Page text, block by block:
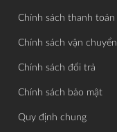
Chính sách thanh toán
Chính sách vận chuyển
Chính sách đổi trả
Chính sách bảo mật
Quy định chung